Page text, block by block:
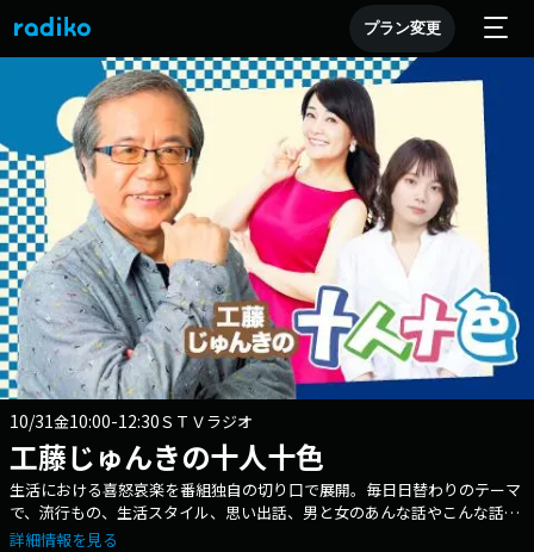
プラン変更
10/31金10:00-12:30ＳＴＶラジオ
工藤じゅんきの十人十色
生活における喜怒哀楽を番組独自の切り口で展開。毎日日替わりのテーマ
で、流行もの、生活スタイル、思い出話、男と女のあんな話やこんな話を
明るく、楽しく紹介します。メール：toiro@stv.jp Xハッシュタグ：
詳細情報を見る